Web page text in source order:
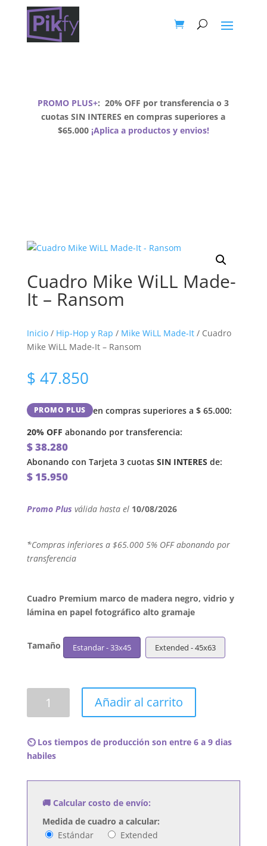
PROMO PLUS+:20% OFF por transferencia o 3
cuotas SIN INTERES en compras superiores a
$65.000¡Aplica a productos y envios!
Cuadro Mike WiLL Made-
It – Ransom
Inicio/ Hip-Hop y Rap / Mike WiLL Made-It/ Cuadro
Mike WiLL Made-It – Ransom
$ 47.850
PROMO PLUS en compras superiores a $65.000:
20% OFF abonando por transferencia:
$38.280
Abonando con Tarjeta 3 cuotas SIN INTERES de:
$15.950
Promo Plus válida hasta el 10/08/2026
´*Compras inferiores a $65.000 5% OFF abonando por
transferencia
Cuadro Premium marco de madera negro, vidrio y
lámina en papel fotográfico alto gramaje
Tamaño Estandar - 33x45 Extended - 45x63
It
-
Añadir al carrito
⏲️ Los tiempos de producción son entre 6 a 9 dias
habiles
🚚 Calcular costo de envío:
Medida de cuadro a calcular:
Estándar
Extended